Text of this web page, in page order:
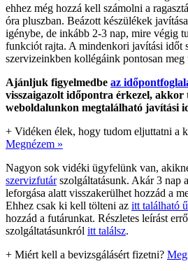
ehhez még hozzá kell számolni a
óra pluszban. Beázott készülékek
igénybe, de inkább 2-3 nap, mire végig
funkciót rajta. A mindenkori javítási időt
szervizeinkben kollégáink pontosan meg
Ajánljuk figyelmedbe az
visszaigazolt időpontra érkezel,
weboldalunkon megtalálható javítási
+ Vidéken élek, hogy tudom eljuttatni a
Megnézem »
Nagyon sok vidéki ügyfelünk van,
szervizfutárszolgáltatásunk. Akár 3 nap
leforgása alatt visszakerülhet hozzád a
Ehhez csak ki kell tölteni az itt található
hozzád a futárunkat. Részletes leírást
szolgáltatásunkról itt találsz.
+ Miért kell a bevizsgálásért fizetni?